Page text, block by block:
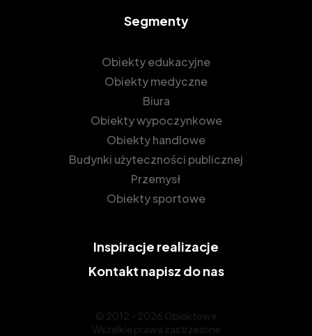
Segmenty
Obiekty edukacyjne
Obiekty medyczne
Biura
Obiekty wypoczynkowe
Obiekty handlowe
Budynki użyteczności publicznej
Przemysł
Obiekty sportowe
Inspiracje realizacje
Kontakt napisz do nas
© 2012 - 2026 Obiektowe
Wszelkie prawa zastrzeżone